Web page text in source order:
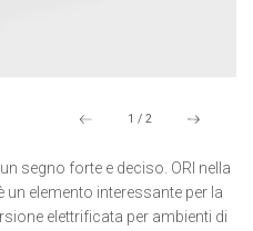
1 / 2
segno forte e deciso. ORI nella
elemento interessante per la
elettrificata per ambienti di